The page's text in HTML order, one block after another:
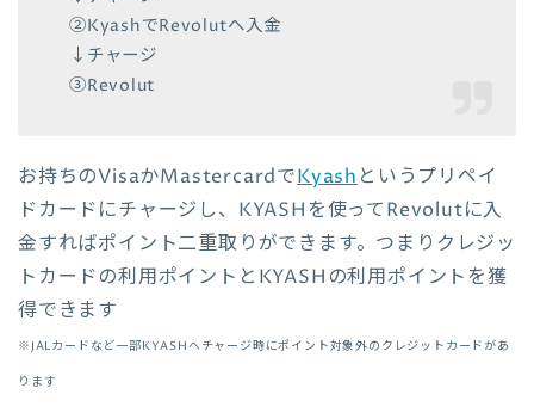
②KyashでRevolutへ入金
↓チャージ
③Revolut
お持ちのVisaかMastercardでKyash というプリペイ
ドカードにチャージし、KYASHを使ってRevolutに入
金すればポイント二重取りができます。つまりクレジッ
トカードの利用ポイントとKYASHの利用ポイントを獲
得できます
※JALカードなど一部KYASHへチャージ時にポイント対象外のクレジットカードがあ
ります